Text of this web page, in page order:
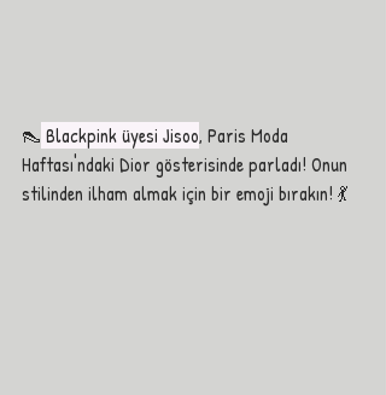
👠 Blackpink üyesi Jisoo, Paris Moda
Haftası'ndaki Dior gösterisinde parladı! Onun
stilinden ilham almak için bir emoji bırakın! 💃